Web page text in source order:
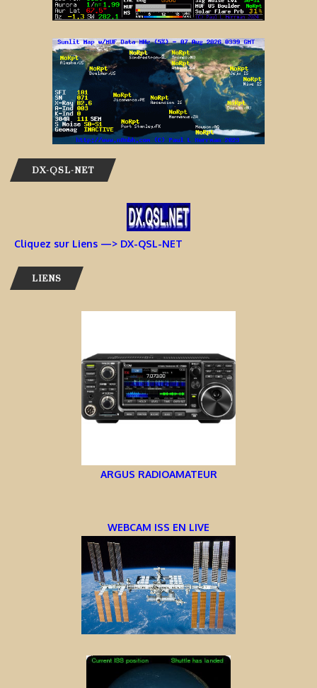
DX-QSL-NET
Cliquez sur Liens —> DX-QSL-NET
LIENS
ARGUS RADIOAMATEUR
WEBCAM ISS EN LIVE